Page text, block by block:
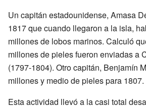
Un capitán estadounidense, Amasa
1817 que cuando llegaron a la isla,
millones de lobos marinos. Calculó
millones de pieles fueron enviadas a
(1797-1804). Otro capitán, Benjamín
millones y medio de pieles para 1807.
Esta actividad llevó a la casi total